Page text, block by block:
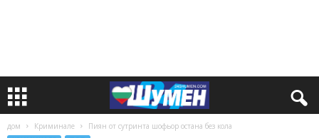
дом Криминале Пиян от сутринта шофьор остана без кола